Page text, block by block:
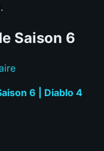
Saison 6
6 | Diablo 4